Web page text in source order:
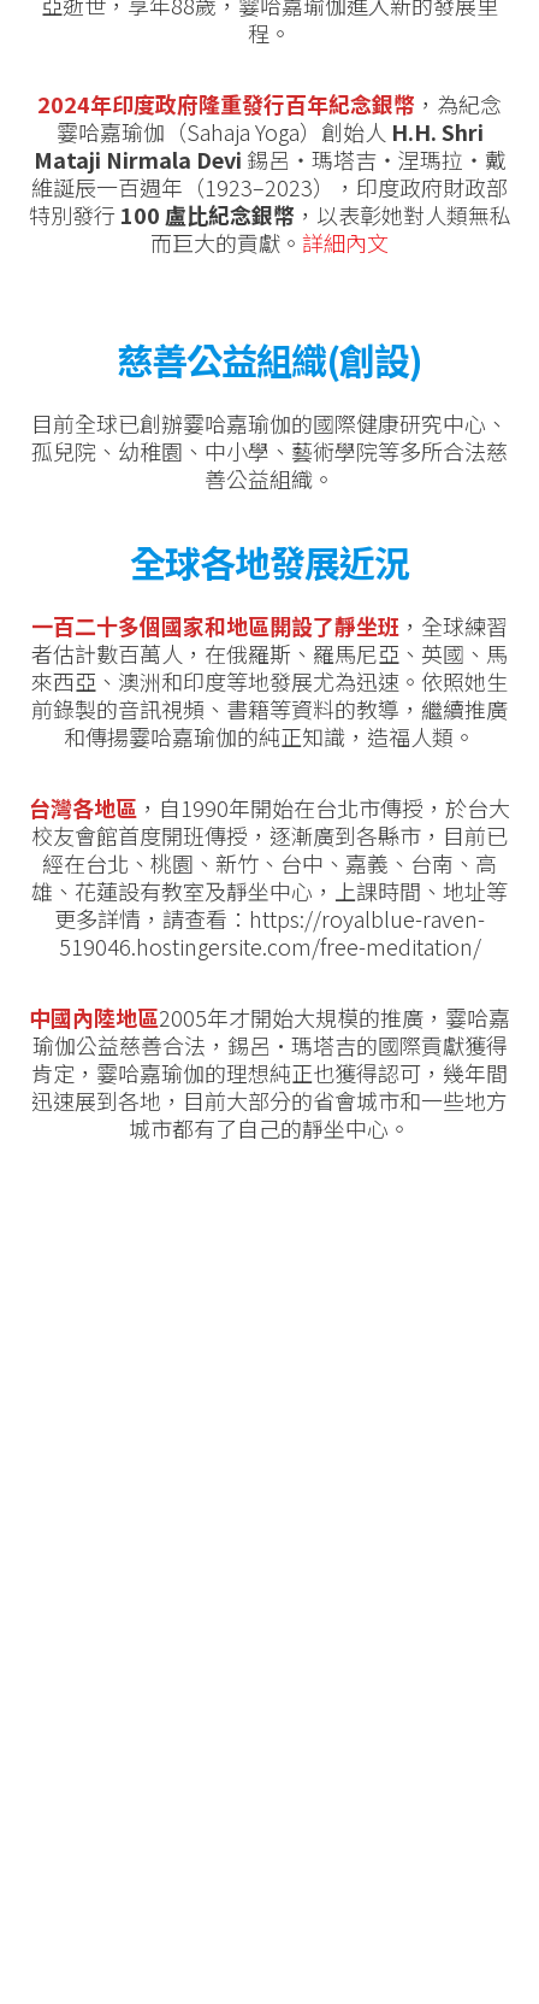
程。
2024年印度政府隆重發行百年紀念銀幣 ，為紀念
霎哈嘉瑜伽（Sahaja Yoga）創始人 H.H. Shri
Mataji Nirmala Devi 錫呂‧瑪塔吉‧涅瑪拉‧戴
維誕辰一百週年（1923–2023），印度政府財政部
特別發行100 盧比紀念銀幣 ，以表彰她對人類無私
而巨大的貢獻。 詳細內文
慈善公益組織(創設)
目前全球已創辦霎哈嘉瑜伽的國際健康研究中心、
孤兒院、幼稚園、中小學、藝術學院等多所合法慈
善公益組織。
全球各地發展近況
一百二十多個國家和地區開設了靜坐班 ，全球練習
者估計數百萬人，在俄羅斯、羅馬尼亞、英國、馬
來西亞、澳洲和印度等地發展尤為迅速。依照她生
前錄製的音訊視頻、書籍等資料的教導，繼續推廣
和傳揚霎哈嘉瑜伽的純正知識，造福人類。
台灣各地區 ，自1990年開始在台北市傳授，於台大
校友會館首度開班傳授，逐漸廣到各縣市，目前已
經在台北、桃園、新竹、台中、嘉義、台南、高
雄、花蓮設有教室及靜坐中心，上課時間、地址等
更多詳情，請查看：https://royalblue-raven-
519046.hostingersite.com/free-meditation/
中國內陸地區2005年才開始大規模的推廣，霎哈嘉
瑜伽公益慈善合法，錫呂·瑪塔吉的國際貢獻獲得
肯定，霎哈嘉瑜伽的理想純正也獲得認可，幾年間
迅速展到各地，目前大部分的省會城市和一些地方
城市都有了自己的靜坐中心。